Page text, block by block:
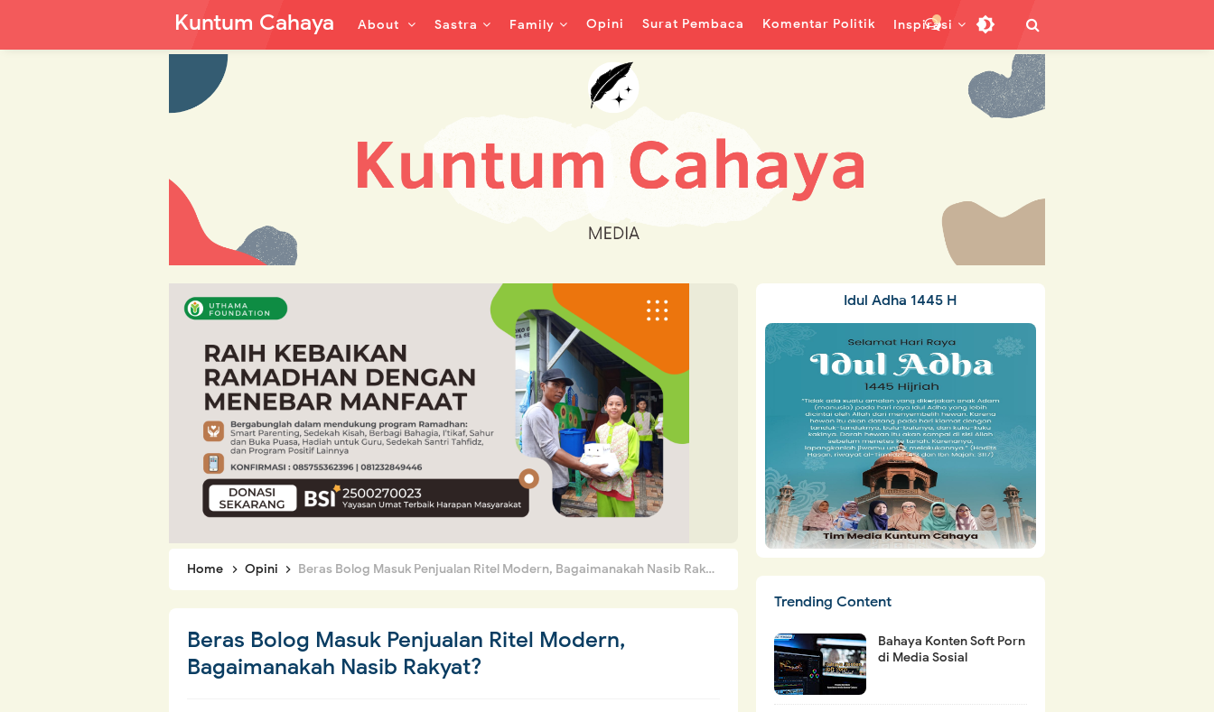
Kuntum Cahaya About Sastra Family Opini Surat Pembaca Komentar Politik Inspirasi
Home Opini Beras Bolog Masuk Penjualan Ritel Modern, Bagaimanakah Nasib Rakyat?
Beras Bolog Masuk Penjualan Ritel Modern,
Bagaimanakah Nasib Rakyat?
Idul Adha 1445 H
Trending Content
Bahaya Konten Soft Porn
di Media Sosial